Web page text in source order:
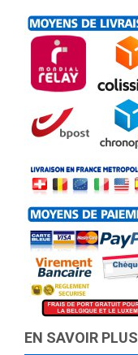
EN SAVOIR PLUS